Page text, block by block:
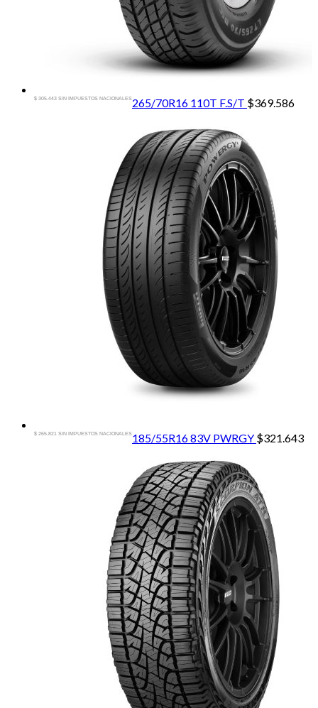
265/70R16 110T F.S/T $369.586
$ 305.443 SIN IMPUESTOS NACIONALES
185/55R16 83V PWRGY $321.643
$ 265.821 SIN IMPUESTOS NACIONALES